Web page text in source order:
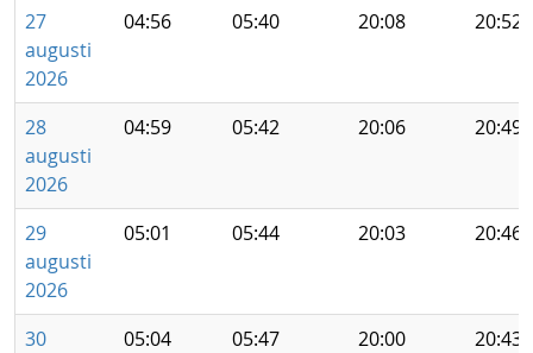
27
augusti
2026
04:56 05:40 20:08 20:52
28
augusti
2026
04:59 05:42 20:06 20:49
29
augusti
2026
05:01 05:44 20:03 20:46
30
05:04 05:47 20:00 20:43